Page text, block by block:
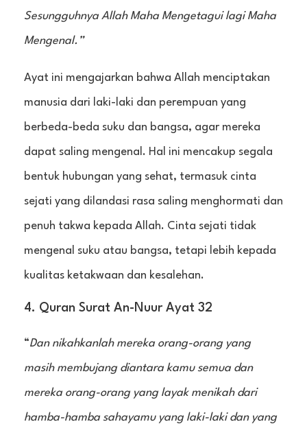
Sesungguhnya Allah Maha Mengetagui lagi Maha
Mengenal.”
Ayat ini mengajarkan bahwa Allah menciptakan
manusia dari laki-laki dan perempuan yang
berbeda-beda suku dan bangsa, agar mereka
dapat saling mengenal. Hal ini mencakup segala
bentuk hubungan yang sehat, termasuk cinta
sejati yang dilandasi rasa saling menghormati dan
penuh takwa kepada Allah. Cinta sejati tidak
mengenal suku atau bangsa, tetapi lebih kepada
kualitas ketakwaan dan kesalehan.
4. Quran Surat An-Nuur Ayat 32
“Dan nikahkanlah mereka orang-orang yang
masih membujang diantara kamu semua dan
mereka orang-orang yang layak menikah dari
hamba-hamba sahayamu yang laki-laki dan yang